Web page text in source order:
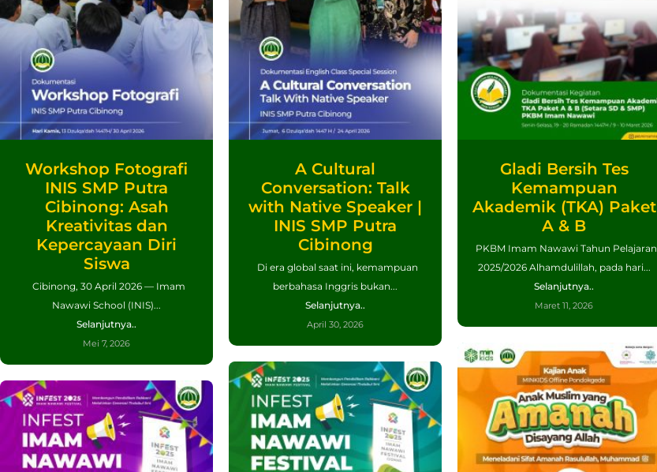
Workshop Fotografi
INIS SMP Putra
Cibinong: Asah
Kreativitas dan
Kepercayaan Diri
Siswa
Cibinong, 30 April 2026 — Imam
Nawawi School (INIS)...
Selanjutnya..
Mei 7, 2026
A Cultural
Conversation: Talk
with Native Speaker |
INIS SMP Putra
Cibinong
Di era global saat ini, kemampuan
berbahasa Inggris bukan...
Selanjutnya..
April 30, 2026
Gladi Bersih Tes
Kemampuan
Akademik (TKA) Paket
A & B
PKBM Imam Nawawi Tahun Pelajaran
2025/2026 Alhamdulillah, pada hari...
Selanjutnya..
Maret 11, 2026